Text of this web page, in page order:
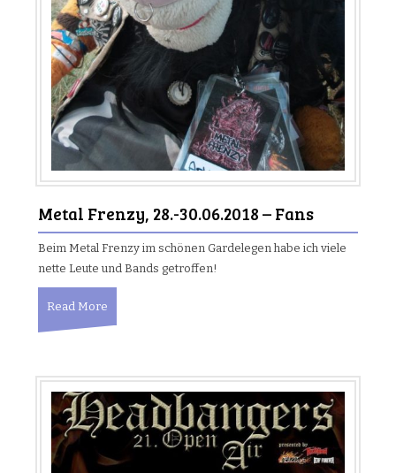
Metal Frenzy, 28.-30.06.2018 – Fans
Beim Metal Frenzy im schönen Gardelegen habe ich viele
nette Leute und Bands getroffen!
Read More